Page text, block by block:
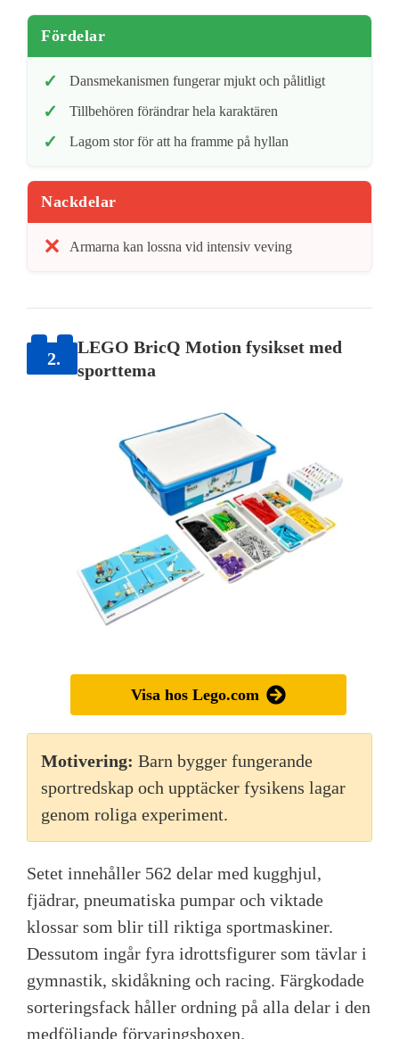
Fördelar
Dansmekanismen fungerar mjukt och pålitligt
Tillbehören förändrar hela karaktären
Lagom stor för att ha framme på hyllan
Nackdelar
Armarna kan lossna vid intensiv veving
2.
LEGO BricQ Motion fysikset med
sporttema
Visa hos Lego.com
Motivering: Barn bygger fungerande
sportredskap och upptäcker fysikens lagar
genom roliga experiment.
Setet innehåller 562 delar med kugghjul,
fjädrar, pneumatiska pumpar och viktade
klossar som blir till riktiga sportmaskiner.
Dessutom ingår fyra idrottsfigurer som tävlar i
gymnastik, skidåkning och racing. Färgkodade
sorteringsfack håller ordning på alla delar i den
medföljande förvaringsboxen.